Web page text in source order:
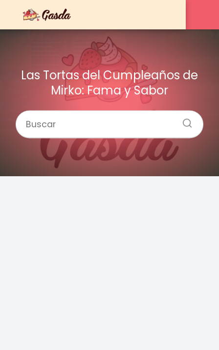
Las Tortas del Cumpleaños de
Mirko: Fama y Sabor